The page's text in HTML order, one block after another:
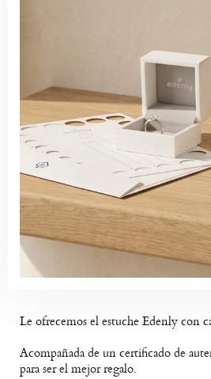
Le ofrecemos el estuche Edenly con
Acompañada de un certificado de
para ser el mejor regalo.